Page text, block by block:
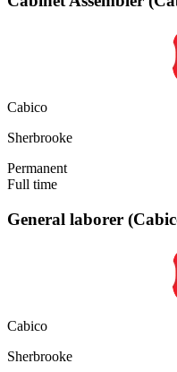
Cabico
Sherbrooke
Permanent
Full time
General laborer
Cabico
Sherbrooke